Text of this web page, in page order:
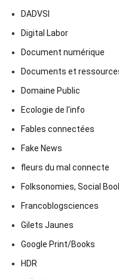
DADVSI
Digital Labor
Document numérique
Documents et
Domaine Public
Ecologie de l'info
Fables connectées
Fake News
fleurs du mal connecte
Folksonomies, Social
Francoblogsciences
Gilets Jaunes
Google Print/Books
HDR